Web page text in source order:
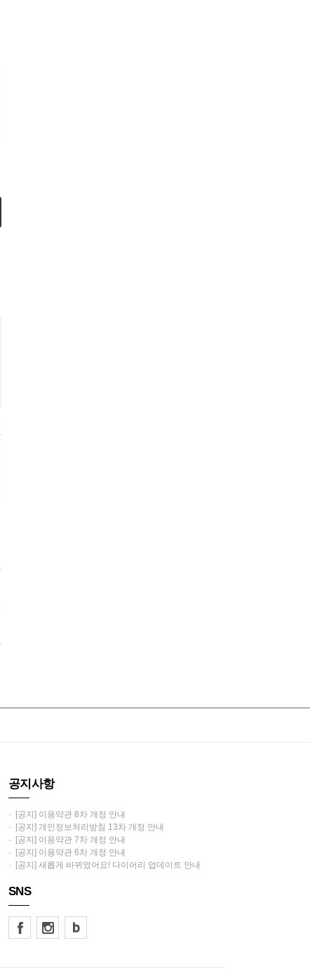
공지사항
· [공지] 이용약관 8차 개정 안내
· [공지] 개인정보처리방침 13차 개정 안내
· [공지] 이용약관 7차 개정 안내
· [공지] 이용약관 6차 개정 안내
· [공지] 새롭게 바뀌었어요! 다이어리 업데이트 안내
SNS